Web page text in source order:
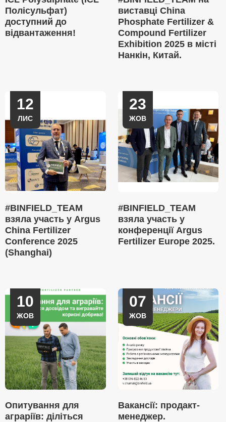
Полісульфат)
доступний до
відвантаження!
виставці China
Phosphate Fertilizer &
Compound Fertilizer
Exhibition 2025 в місті
Нанкін, Китай.
12
ЛИС
#BINFIELD_TEAM
взяла участь у Argus
China Fertilizer
Conference 2025
(Shanghai)
23
ЖОВ
#BINFIELD_TEAM
взяла участь у
конференції Argus
Fertilizer Europe 2025.
10
ЖОВ
Опитування для
аграріїв: діліться
07
ЖОВ
Вакансії: продакт-
менеджер.